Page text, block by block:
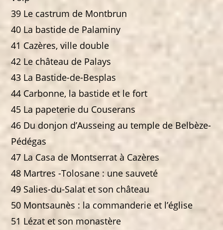
39 Le castrum de Montbrun
40 La bastide de Palaminy
41 Cazères, ville double
42 Le château de Palays
43 La Bastide-de-Besplas
44 Carbonne, la bastide et le fort
45 La papeterie du Couserans
46 Du donjon d’Ausseing au temple de Belbèze-
Pédégas
47 La Casa de Montserrat à Cazères
48 Martres -Tolosane : une sauveté
49 Salies-du-Salat et son château
50 Montsaunès : la commanderie et l’église
51 Lézat et son monastère